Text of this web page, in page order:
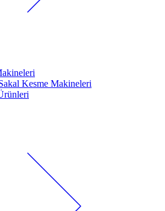
Kesme Makineleri